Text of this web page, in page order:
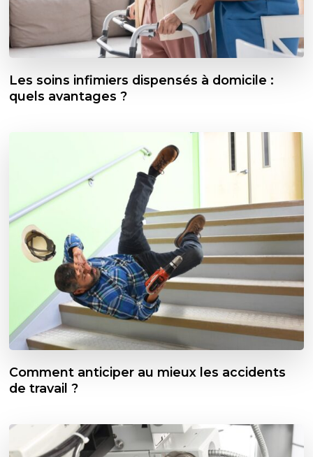
Les soins infimiers dispensés à domicile :
quels avantages ?
Comment anticiper au mieux les accidents
de travail ?